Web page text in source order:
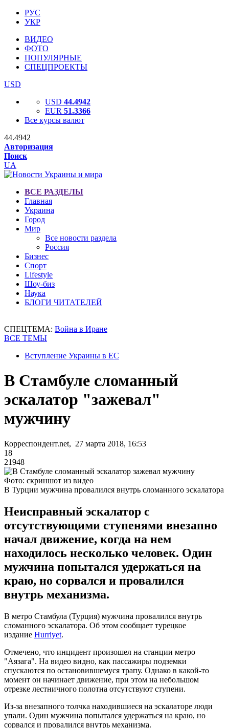
РУС
УКР
ВИДЕО
ФОТО
ПОПУЛЯРНЫЕ
СПЕЦПРОЕКТЫ
USD
USD 44.4942
EUR 51.3366
Все курсы валют
44.4942
Авторизация
Поиск
UA
ВСЕ РАЗДЕЛЫ
Главная
Украина
Город
Мир
Все новости раздела
Россия
Бизнес
Спорт
Lifestyle
Шоу-биз
Наука
БЛОГИ ЧИТАТЕЛЕЙ
СПЕЦТЕМА: Война в Иране
ВСЕ ТЕМЫ
Вступление Украины в ЕС
В Стамбуле сломанный
эскалатор "зажевал"
мужчину
Корреспондент.net, 27 марта 2018, 16:53
18
21948
Фото: скриншот из видео
В Турции мужчина провалился внутрь сломанного эскалатора
Неисправный эскалатор с
отсутствующими ступенями внезапно
начал движение, когда на нем
находилось несколько человек. Один
мужчина попытался удержаться на
краю, но сорвался и провалился
внутрь механизма.
В метро Стамбула (Турция) мужчина провалился внутрь
сломанного эскалатора. Об этом сообщает турецкое
издание Hurriyet.
Отмечено, что инцидент произошел на станции метро
"Аязага". На видео видно, как пассажиры подземки
спускаются по остановившемуся трапу. Однако в какой-то
момент он начинает движение, при этом на небольшом
отрезке лестничного полотна отсутствуют ступени.
Из-за внезапного толчка находившиеся на эскалаторе люди
упали. Один мужчина попытался удержаться на краю, но
сорвался и провалился внутрь механизма.